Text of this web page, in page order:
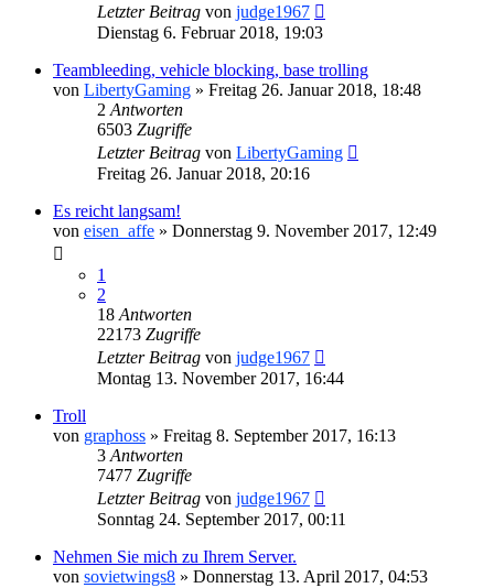
Letzter Beitrag von judge1967
Dienstag 6. Februar 2018, 19:03
Teambleeding, vehicle blocking, base trolling
von LibertyGaming » Freitag 26. Januar 2018, 18:48
2 Antworten
6503 Zugriffe
Letzter Beitrag von LibertyGaming
Freitag 26. Januar 2018, 20:16
Es reicht langsam!
von eisen_affe » Donnerstag 9. November 2017, 12:49
1
2
18 Antworten
22173 Zugriffe
Letzter Beitrag von judge1967
Montag 13. November 2017, 16:44
Troll
von graphoss » Freitag 8. September 2017, 16:13
3 Antworten
7477 Zugriffe
Letzter Beitrag von judge1967
Sonntag 24. September 2017, 00:11
Nehmen Sie mich zu Ihrem Server.
von sovietwings8 » Donnerstag 13. April 2017, 04:53